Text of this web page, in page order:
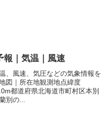
報｜気温｜風速
、風速、気圧などの気象情報を
図｜所在地観測地点緯度
都道府県北海道市町村区本別
別の...